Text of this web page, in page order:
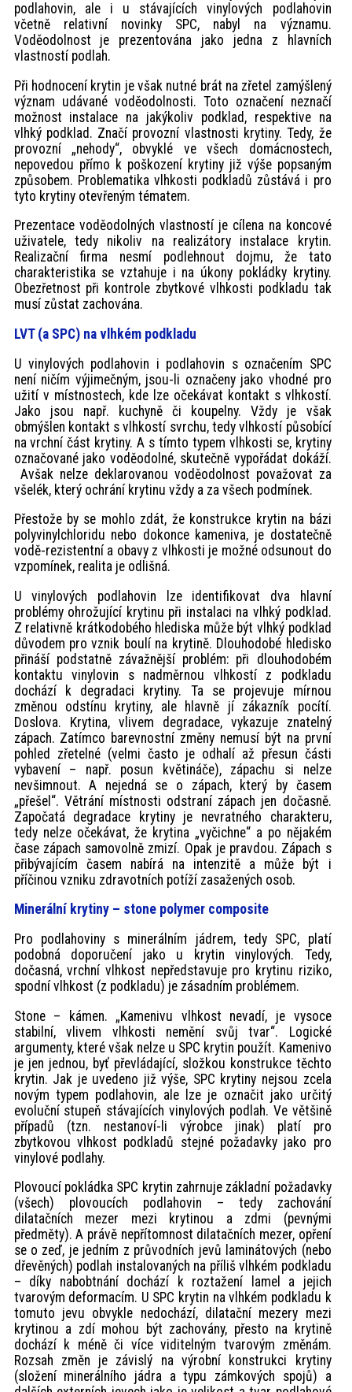
podlahovin, ale i u stávajících vinylových podlahovin
včetně relativní novinky SPC, nabyl na významu.
Voděodolnost je prezentována jako jedna z hlavních
vlastností podlah.
Při hodnocení krytin je však nutné brát na zřetel zamýšlený
význam udávané voděodolnosti. Toto označení neznačí
možnost instalace na jakýkoliv podklad, respektive na
vlhký podklad. Značí provozní vlastnosti krytiny. Tedy, že
provozní „nehody“, obvyklé ve všech domácnostech,
nepovedou přímo k poškození krytiny již výše popsaným
způsobem. Problematika vlhkosti podkladů zůstává i pro
tyto krytiny otevřeným tématem.
Prezentace voděodolných vlastností je cílena na koncové
uživatele, tedy nikoliv na realizátory instalace krytin.
Realizační firma nesmí podlehnout dojmu, že tato
charakteristika se vztahuje i na úkony pokládky krytiny.
Obezřetnost při kontrole zbytkové vlhkosti podkladu tak
musí zůstat zachována.
LVT (a SPC) na vlhkém podkladu
U vinylových podlahovin i podlahovin s označením SPC
není ničím výjimečným, jsou-li označeny jako vhodné pro
užití v místnostech, kde lze očekávat kontakt s vlhkostí.
Jako jsou např. kuchyně či koupelny. Vždy je však
obmýšlen kontakt s vlhkostí svrchu, tedy vlhkostí působící
na vrchní část krytiny. A s tímto typem vlhkosti se, krytiny
označované jako voděodolné, skutečně vypořádat dokáží.
Avšak nelze deklarovanou voděodolnost považovat za
všelék, který ochrání krytinu vždy a za všech podmínek.
Přestože by se mohlo zdát, že konstrukce krytin na bázi
polyvinylchloridu nebo dokonce kameniva, je dostatečně
vodě-rezistentní a obavy z vlhkosti je možné odsunout do
vzpomínek, realita je odlišná.
U vinylových podlahovin lze identifikovat dva hlavní
problémy ohrožující krytinu při instalaci na vlhký podklad.
Z relativně krátkodobého hlediska může být vlhký podklad
důvodem pro vznik boulí na krytině. Dlouhodobé hledisko
přináší podstatně závažnější problém: při dlouhodobém
kontaktu vinylovin s nadměrnou vlhkostí z podkladu
dochází k degradaci krytiny. Ta se projevuje mírnou
změnou odstínu krytiny, ale hlavně jí zákazník pocítí.
Doslova. Krytina, vlivem degradace, vykazuje znatelný
zápach. Zatímco barevnostní změny nemusí být na první
pohled zřetelné (velmi často je odhalí až přesun části
vybavení – např. posun květináče), zápachu si nelze
nevšimnout. A nejedná se o zápach, který by časem
„přešel“. Větrání místnosti odstraní zápach jen dočasně.
Započatá degradace krytiny je nevratného charakteru,
tedy nelze očekávat, že krytina „vyčichne“ a po nějakém
čase zápach samovolně zmizí. Opak je pravdou. Zápach s
přibývajícím časem nabírá na intenzitě a může být i
příčinou vzniku zdravotních potíží zasažených osob.
Minerální krytiny – stone polymer composite
Pro podlahoviny s minerálním jádrem, tedy SPC, platí
podobná doporučení jako u krytin vinylových. Tedy,
dočasná, vrchní vlhkost nepředstavuje pro krytinu riziko,
spodní vlhkost (z podkladu) je zásadním problémem.
Stone – kámen. „Kamenivu vlhkost nevadí, je vysoce
stabilní, vlivem vlhkosti nemění svůj tvar“. Logické
argumenty, které však nelze u SPC krytin použít. Kamenivo
je jen jednou, byť převládající, složkou konstrukce těchto
krytin. Jak je uvedeno již výše, SPC krytiny nejsou zcela
novým typem podlahovin, ale lze je označit jako určitý
evoluční stupeň stávajících vinylových podlah. Ve většině
případů (tzn. nestanoví-li výrobce jinak) platí pro
zbytkovou vlhkost podkladů stejné požadavky jako pro
vinylové podlahy.
Plovoucí pokládka SPC krytin zahrnuje základní požadavky
(všech) plovoucích podlahovin – tedy zachování
dilatačních mezer mezi krytinou a zdmi (pevnými
předměty). A právě nepřítomnost dilatačních mezer, opření
se o zeď, je jedním z průvodních jevů laminátových (nebo
dřevěných) podlah instalovaných na příliš vlhkém podkladu
– díky nabobtnání dochází k roztažení lamel a jejich
tvarovým deformacím. U SPC krytin na vlhkém podkladu k
tomuto jevu obvykle nedochází, dilatační mezery mezi
krytinou a zdí mohou být zachovány, přesto na krytině
dochází k méně či více viditelným tvarovým změnám.
Rozsah změn je závislý na výrobní konstrukci krytiny
(složení minerálního jádra a typu zámkových spojů) a